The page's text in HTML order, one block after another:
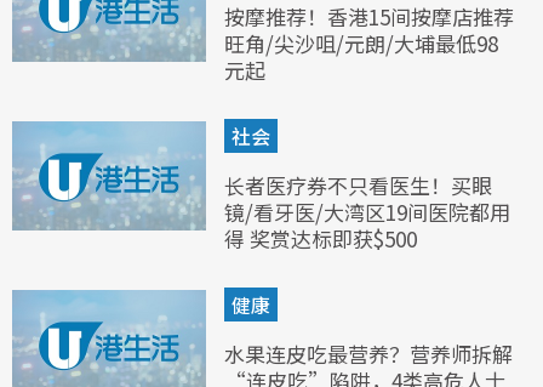
按摩推荐！香港15间按摩店推荐
旺角/尖沙咀/元朗/大埔最低98
元起
社会
长者医疗券不只看医生！买眼
镜/看牙医/大湾区19间医院都用
得 奖赏达标即获$500
健康
水果连皮吃最营养？营养师拆解
“连皮吃”陷阱，4类高危人士